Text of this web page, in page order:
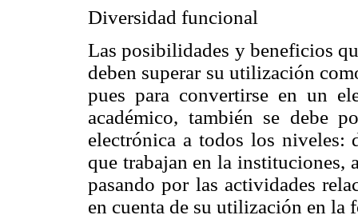
Diversidad funcional
Las posibilidades y beneficios
deben superar su utilización
pues para convertirse en un
académico, también se debe
electrónica a todos los niveles:
que trabajan en la instituciones,
pasando por las actividades
en cuenta de su utilización en la